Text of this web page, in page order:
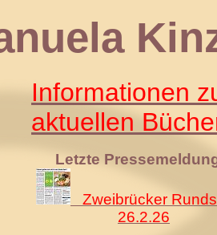
Informationen
aktuellen
Letzte
Zweibrücker
26.2.26